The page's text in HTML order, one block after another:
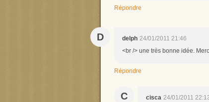
Répondre
D delph 24/01/2011 21:46
<br /> une très bonne idée.
Répondre
C cisca 24/01/2011